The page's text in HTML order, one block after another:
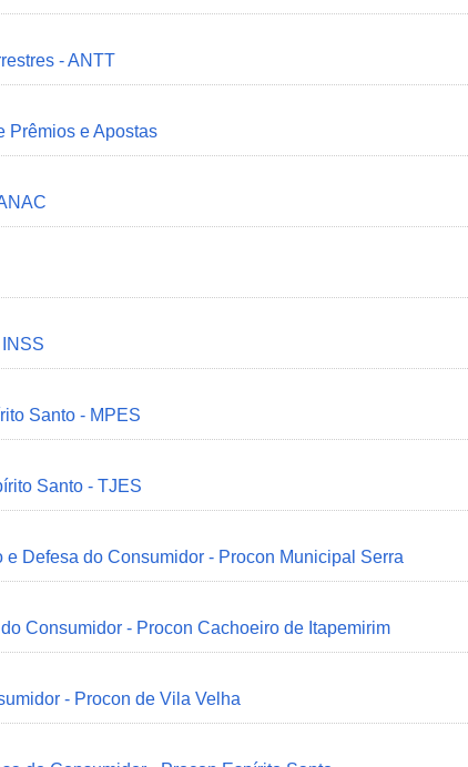
- ANTT
Prêmios e Apostas
Santo - MPES
Santo - TJES
Defesa do Consumidor - Procon Municipal Serra
Consumidor - Procon Cachoeiro de Itapemirim
- Procon de Vila Velha